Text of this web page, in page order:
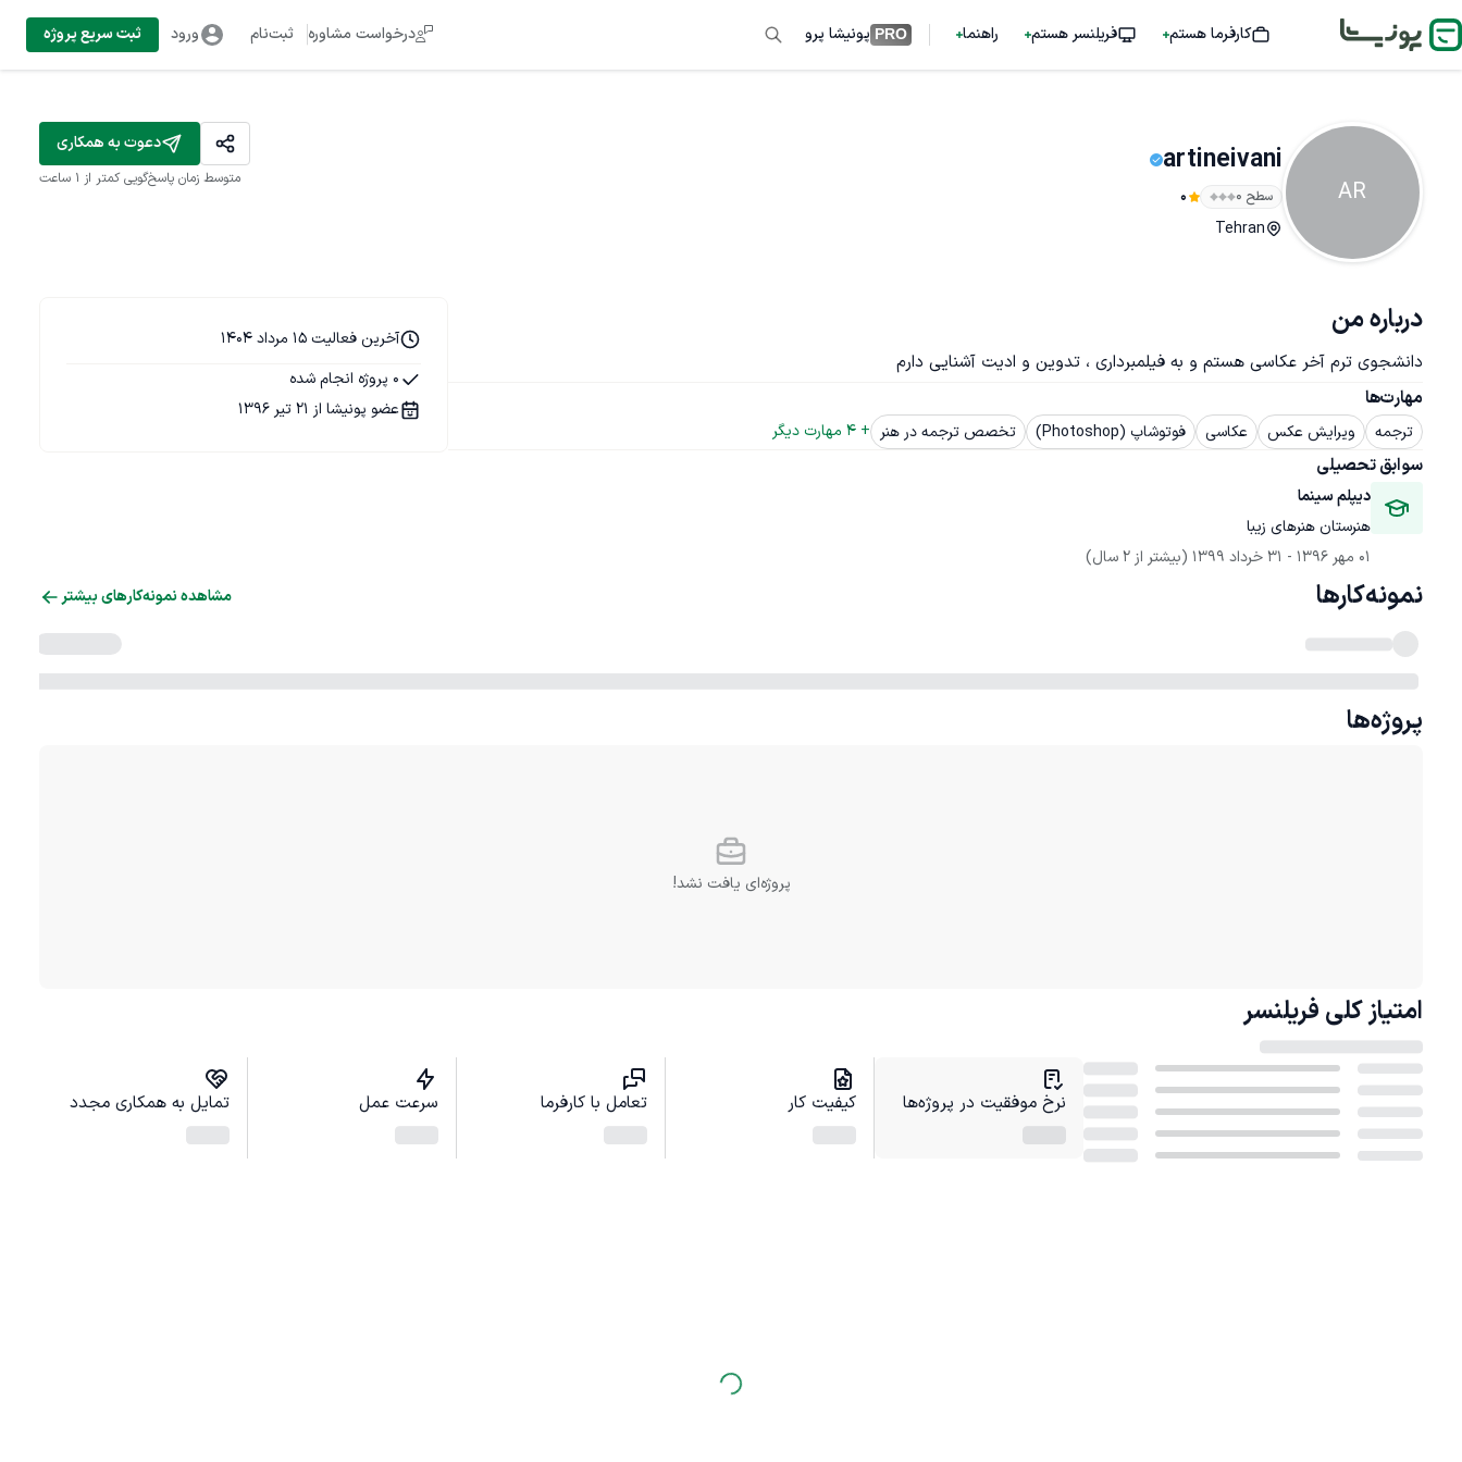
کارفرما هستم فریلنسر هستم راهنما PRO پونیشا پرو درخواست مشاوره ثبت‌نام ورود ثبت سریع پروژه
AR
artineivani
سطح ۰ 0
Tehran
دعوت به همکاری
متوسط زمان پاسخ‌گویی کمتر از 1 ساعت
درباره من
دانشجوی ترم آخر عکاسی هستم و به فیلمبرداری ، تدوین و ادیت آشنایی دارم
مهارت‌ها
ترجمه ویرایش عکس عکاسی فوتوشاپ (Photoshop) تخصص ترجمه در هنر +
4 مهارت دیگر
سوابق تحصیلی
دیپلم سینما
هنرستان هنرهای زیبا
01 مهر 1396
- 31 خرداد 1399 (بیشتر از 2 سال)
آخرین فعالیت 15 مرداد 1404
0 پروژه انجام شده
عضو پونیشا از 21 تیر 1396
نمونه‌کارها مشاهده نمونه‌کارهای بیشتر
پروژه‌ها
پروژه‌ای یافت نشد!
امتیاز کلی فریلنسر
نرخ موفقیت در پروژه‌ها کیفیت کار تعامل با کارفرما سرعت عمل تمایل به همکاری مجدد